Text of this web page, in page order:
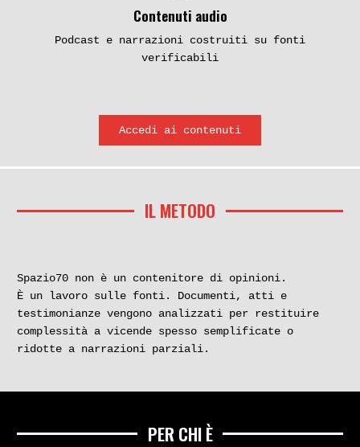
Contenuti audio
Podcast e narrazioni costruiti su fonti
verificabili
Accedi ai contenuti
IL METODO
Spazio70 non è un contenitore di opinioni.
È un lavoro sulle fonti. Documenti, atti e
testimonianze vengono analizzati per restituire
complessità a vicende spesso semplificate o
ridotte a narrazioni parziali.
PER CHI È